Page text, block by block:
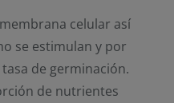
celular así
se estimulan y por
de germinación.
de nutrientes